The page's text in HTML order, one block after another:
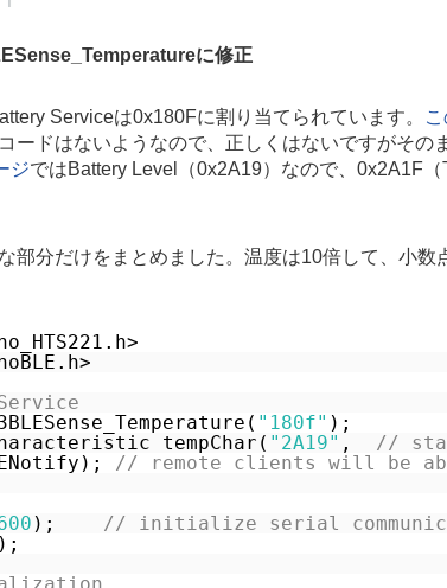
に修正
Serviceは0x180Fに割り当てられています。
ードはないようなので、正しくはないですがその
ジではBattery Level（0x2A19）なので、0x2A1F
部分だけをまとめました。温度は10倍して、小数
"180f" );
tempChar( "2A19" , //
// remote clients will be
); // initialize serial